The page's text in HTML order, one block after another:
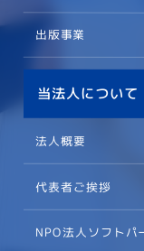
出版事業
当法人について
法人概要
代表者ご挨拶
NPO法人ソフトパ